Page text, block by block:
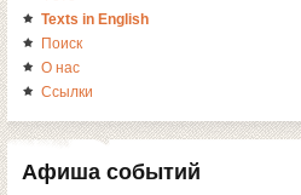
Texts in English
Поиск
О нас
Ссылки
Афиша событий